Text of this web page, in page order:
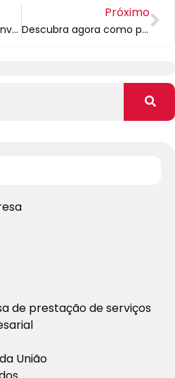
Saiba como declarar investimentos
Próximo
Descubra agora como parcelar a declaração do IR
de prestação de serviços
União